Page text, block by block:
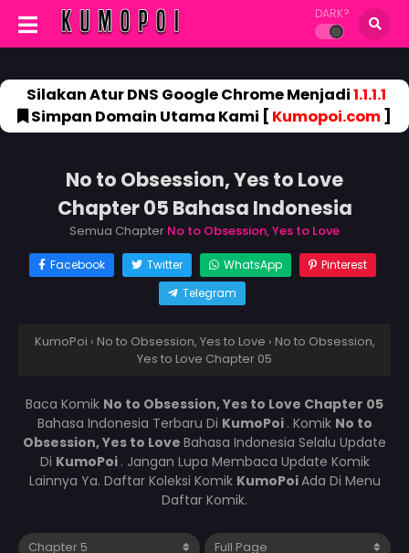
DARK?
Silakan Atur DNS Google Chrome Menjadi1.1.1.1
Simpan Domain Utama Kami [ Kumopoi.com]
No to Obsession, Yes to Love
Chapter 05 Bahasa Indonesia
Semua Chapter No to Obsession, Yes to Love
Facebook Twitter WhatsApp
Pinterest
Telegram
KumoPoi › No to Obsession, Yes to Love › No to Obsession,
Yes to Love Chapter 05
Baca Komik No to Obsession, Yes to Love Chapter 05
Bahasa Indonesia Terbaru Di KumoPoi . Komik No to
Obsession, Yes to Love Bahasa Indonesia Selalu Update
Di KumoPoi . Jangan Lupa Membaca Update Komik
Lainnya Ya. Daftar Koleksi Komik KumoPoiAda Di Menu
Daftar Komik.